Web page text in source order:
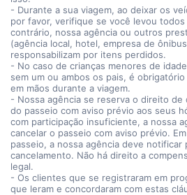
- Durante a sua viagem, ao deixar os
por favor, verifique se você levou
contrário, nossa agência ou outros
(agência local, hotel, empresa de
responsabilizam por itens perdidos.
- No caso de crianças menores de
sem um ou ambos os pais, é
em mãos durante a viagem.
- Nossa agência se reserva o direito de
do passeio com aviso prévio aos seus
com participação insuficiente, a nossa
cancelar o passeio com aviso prévio.
passeio, a nossa agência deve notificar
cancelamento. Não há direito a
legal.
- Os clientes que se registraram em
que leram e concordaram com estas